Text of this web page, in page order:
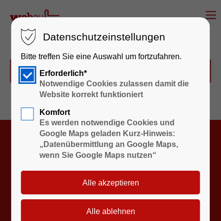
Merkliste
Sie haben keine Wohnungen auf der Merkliste.
Wohnungs- und Baugesellschaft mbH Bernau
Telefon:(03338) 39 34-0
(03338) 39 34-44
Datenschutzeinstellungen
Bitte treffen Sie eine Auswahl um fortzufahren.
Erforderlich*
Notwendige Cookies zulassen damit die
Website korrekt funktioniert
Komfort
Es werden notwendige Cookies und
Google Maps geladen Kurz-Hinweis:
„Datenübermittlung an Google Maps,
wenn Sie Google Maps nutzen“